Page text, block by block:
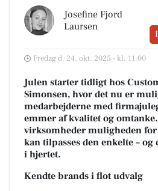
Josefine Fjord
Laursen
Fredag d. 24. okt. 2025 - kl. 11:00
Julen starter tidligt hos
Simonsen, hvor det nu er
medarbejderne med
emmer af kvalitet og
virksomheder muligheden for
kan tilpasses den enkelte –
i hjertet.
Kendte brands i flot udvalg